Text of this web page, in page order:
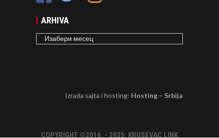
ARHIVA
ARHIVA
Izrada sajta i hosting: Hosting – Srbija
COPYRIGHT ©2016. - 2025. KRUSEVAC.LINK